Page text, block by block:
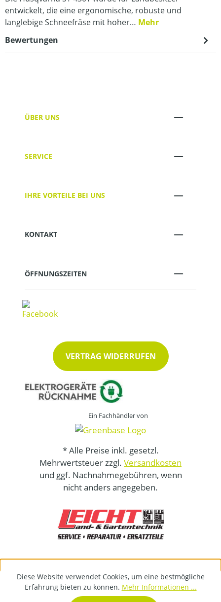
entwickelt, die eine ergonomische, robuste und
langlebige Schneefräse mit hoher… Mehr
Bewertungen
ÜBER UNS
SERVICE
IHRE VORTEILE BEI UNS
KONTAKT
ÖFFNUNGSZEITEN
VERTRAG WIDERRUFEN
Ein Fachhändler von
* Alle Preise inkl. gesetzl.
Mehrwertsteuer zzgl. Versandkosten
und ggf. Nachnahmegebühren, wenn
nicht anders angegeben.
Diese Website verwendet Cookies, um eine bestmögliche
Erfahrung bieten zu können. Mehr Informationen ...